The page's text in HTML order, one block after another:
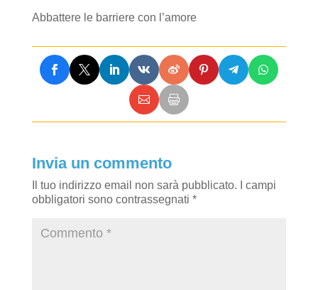
Abbattere le barriere con l’amore
Invia un commento
Il tuo indirizzo email non sarà pubblicato.
I campi
obbligatori sono contrassegnati *